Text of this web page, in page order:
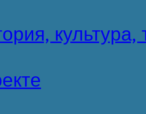
культура,